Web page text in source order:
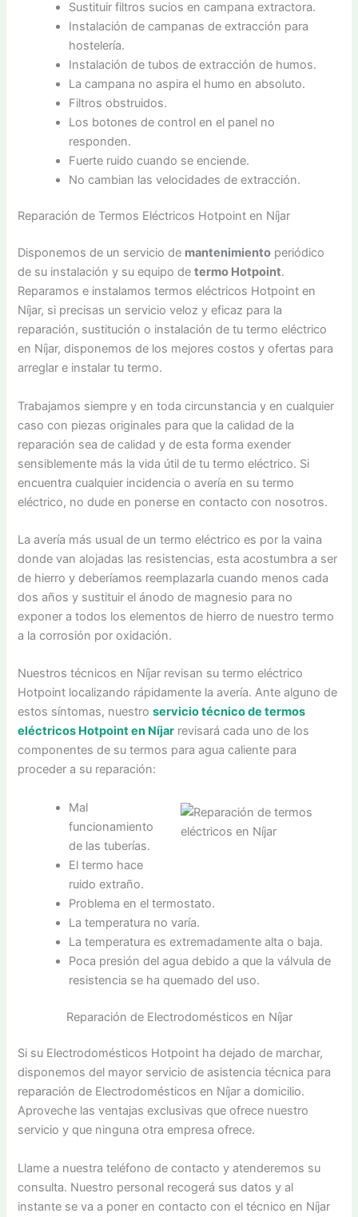
Sustituir filtros sucios en campana extractora.
Instalación de campanas de extracción para
hostelería.
Instalación de tubos de extracción de humos.
La campana no aspira el humo en absoluto.
Filtros obstruidos.
Los botones de control en el panel no
responden.
Fuerte ruido cuando se enciende.
No cambian las velocidades de extracción.
Reparación de Termos Eléctricos Hotpoint en Níjar
Disponemos de un servicio de mantenimiento periódico
de su instalación y su equipo determo Hotpoint.
Reparamos e instalamos termos eléctricos Hotpoint en
Níjar, si precisas un servicio veloz y eficaz para la
reparación, sustitución o instalación de tu termo eléctrico
en Níjar, disponemos de los mejores costos y ofertas para
arreglar e instalar tu termo.
Trabajamos siempre y en toda circunstancia y en cualquier
caso con piezas originales para que la calidad de la
reparación sea de calidad y de esta forma exender
sensiblemente más la vida útil de tu termo eléctrico. Si
encuentra cualquier incidencia o avería en su termo
eléctrico, no dude en ponerse en contacto con nosotros.
La avería más usual de un termo eléctrico es por la vaina
donde van alojadas las resistencias, esta acostumbra a ser
de hierro y deberíamos reemplazarla cuando menos cada
dos años y sustituir el ánodo de magnesio para no
exponer a todos los elementos de hierro de nuestro termo
a la corrosión por oxidación.
Nuestros técnicos en Níjar revisan su termo eléctrico
Hotpoint localizando rápidamente la avería. Ante alguno de
estos síntomas, nuestroservicio técnico de termos
eléctricos Hotpoint en Níjar revisará cada uno de los
componentes de su termos para agua caliente para
proceder a su reparación:
Mal
funcionamiento
de las tuberías.
El termo hace
ruido extraño.
Problema en el termostato.
La temperatura no varía.
La temperatura es extremadamente alta o baja.
Poca presión del agua debido a que la válvula de
resistencia se ha quemado del uso.
Reparación de Electrodomésticos en Níjar
Si su Electrodomésticos Hotpoint ha dejado de marchar,
disponemos del mayor servicio de asistencia técnica para
reparación de Electrodomésticos en Níjar a domicilio.
Aproveche las ventajas exclusivas que ofrece nuestro
servicio y que ninguna otra empresa ofrece.
Llame a nuestra teléfono de contacto y atenderemos su
consulta. Nuestro personal recogerá sus datos y al
instante se va a poner en contacto con el técnico en Níjar